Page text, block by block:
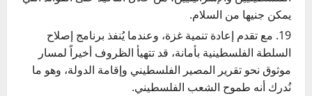
يمكن جنيها من السلام.
مع تقدم إعادة تنمية غزة، وعندما يُنفذ برنامج إصلاح
السلطة الفلسطينية بأمانة، قد تتهيأ الظروف أخيراً لمسار
موثوق نحو تقرير المصير الفلسطيني وإقامة الدولة، وهو ما
نُدرك أنه طموح الشعب الفلسطيني.